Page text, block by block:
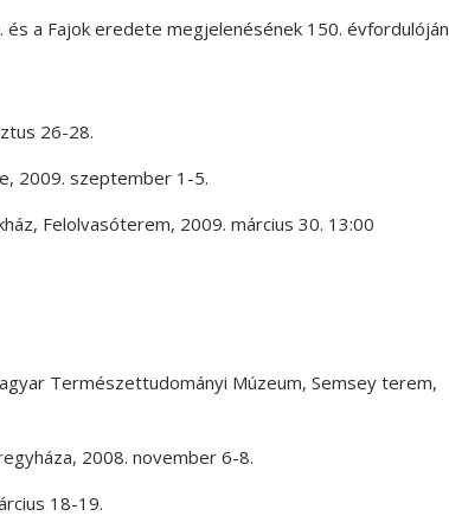
a Fajok eredete megjelenésének 150. évfordulóján
26-28.
, 2009. szeptember 1-5.
Felolvasóterem, 2009. március 30. 13:00
Természettudományi Múzeum, Semsey terem,
, 2008. november 6-8.
18-19.